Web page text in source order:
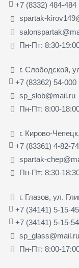
+7 (8332) 484-484
spartak-
Пн-Пт: 8:30-
г. Слободской,
+7 (83362) 54-000
sp_slob@mail.ru
Пн-Пт: 8:00-
г. Кирово-
+7 (83361) 4-82-74
spartak-
Пн-Пт: 8:30-
г. Глазов, ул.
+7 (34141) 5-15-45
+7 (34141) 5-15-54
sp_glass@mail.ru
Пн-Пт: 8:00-